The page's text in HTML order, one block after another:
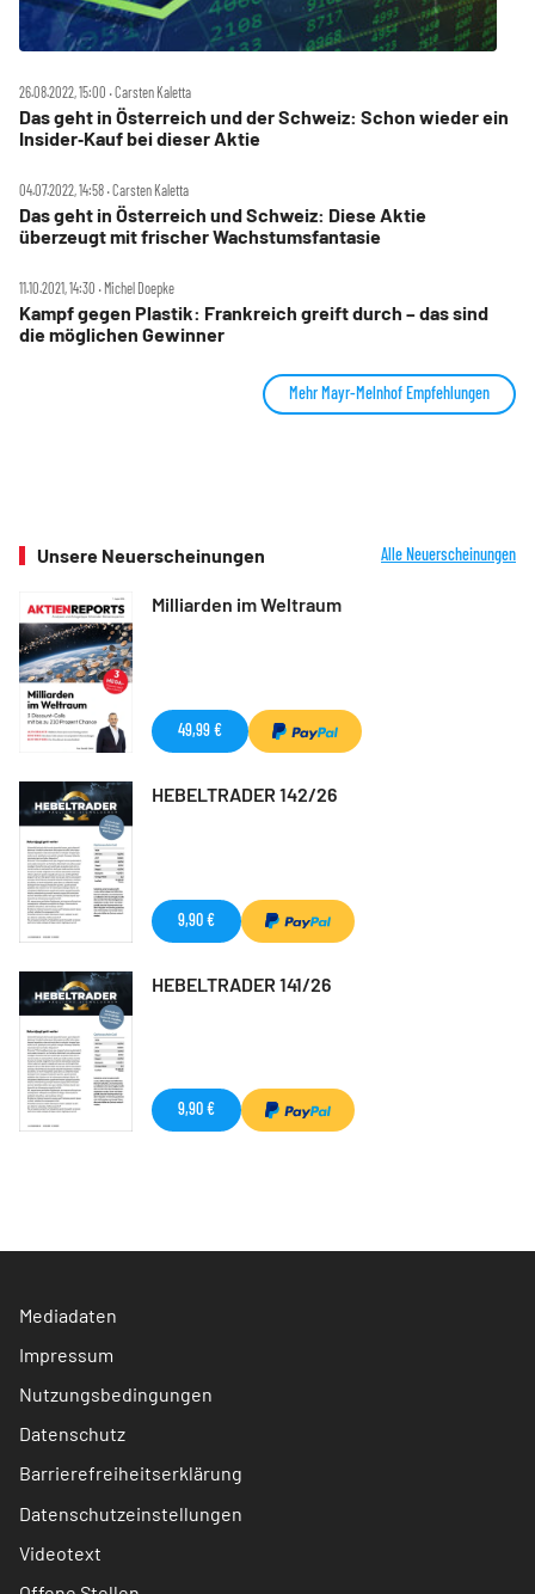
26.08.2022, 15:00 ‧ Carsten Kaletta
Das geht in Österreich und der Schweiz: Schon wieder ein
Insider‑Kauf bei dieser Aktie
04.07.2022, 14:58 ‧ Carsten Kaletta
Das geht in Österreich und Schweiz: Diese Aktie
überzeugt mit frischer Wachstumsfantasie
11.10.2021, 14:30 ‧ Michel Doepke
Kampf gegen Plastik: Frankreich greift durch – das sind
die möglichen Gewinner
Mehr Mayr-Melnhof Empfehlungen
Unsere Neuerscheinungen Alle Neuerscheinungen
Milliarden im Weltraum
49,99 €
HEBELTRADER 142/26
9,90 €
HEBELTRADER 141/26
9,90 €
Mediadaten
Impressum
Nutzungsbedingungen
Datenschutz
Barrierefreiheitserklärung
Datenschutzeinstellungen
Videotext